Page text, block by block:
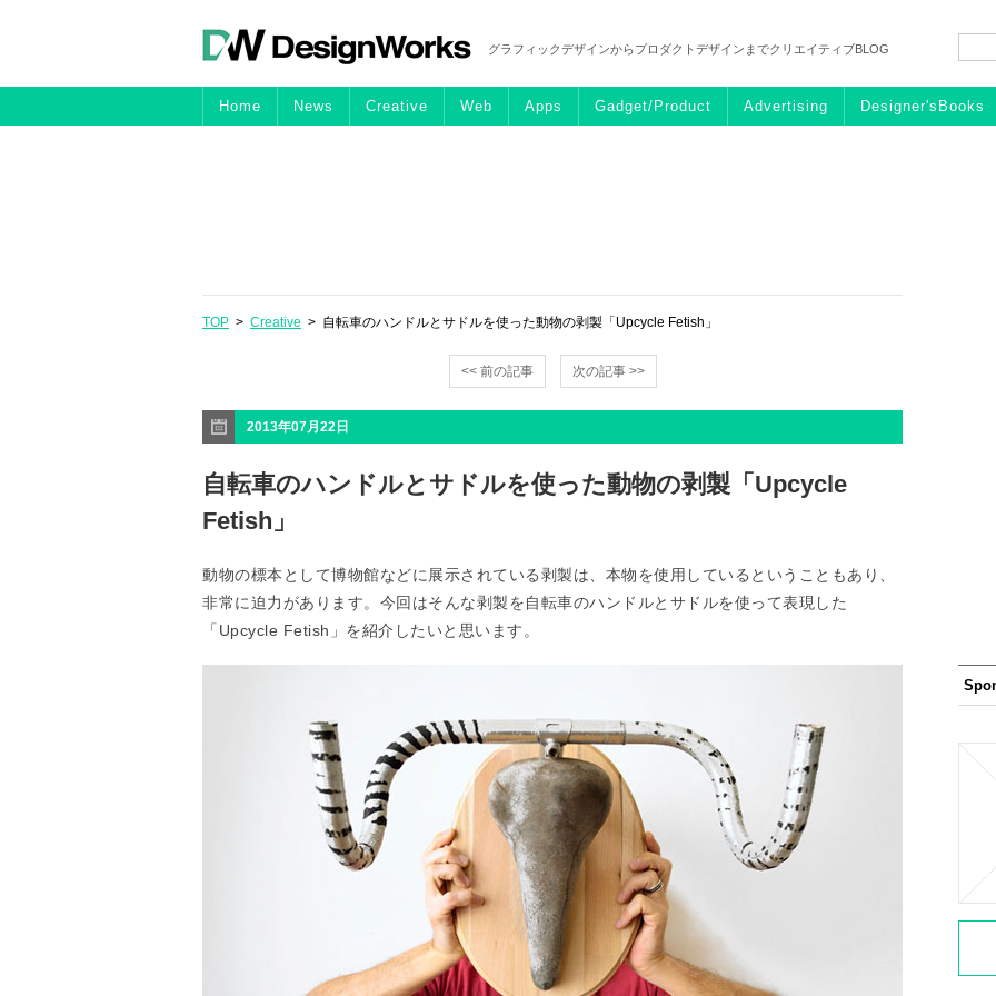
グラフィックデザインからプロダクトデザインまでクリエイティブBLOG
Home News Creative Web Apps Gadget/Product Advertising Designer'sBooks
TOP > Creative > 自転車のハンドルとサドルを使った動物の剥製「Upcycle Fetish」
<< 前の記事 次の記事 >>
2013年07月22日
自転車のハンドルとサドルを使った動物の剥製「Upcycle
Fetish」
動物の標本として博物館などに展示されている剥製は、本物を使用しているということもあり、
非常に迫力があります。今回はそんな剥製を自転車のハンドルとサドルを使って表現した
「Upcycle Fetish」を紹介したいと思います。